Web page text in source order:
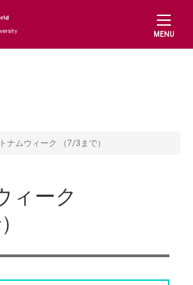
MENU
ナムウィーク （7/3まで）
ィーク